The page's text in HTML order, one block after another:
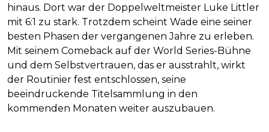
hinaus. Dort war der Doppelweltmeister Luke Littler
mit 6:1 zu stark. Trotzdem scheint Wade eine seiner
besten Phasen der vergangenen Jahre zu erleben.
Mit seinem Comeback auf der World Series-Bühne
und dem Selbstvertrauen, das er ausstrahlt, wirkt
der Routinier fest entschlossen, seine
beeindruckende Titelsammlung in den
kommenden Monaten weiter auszubauen.